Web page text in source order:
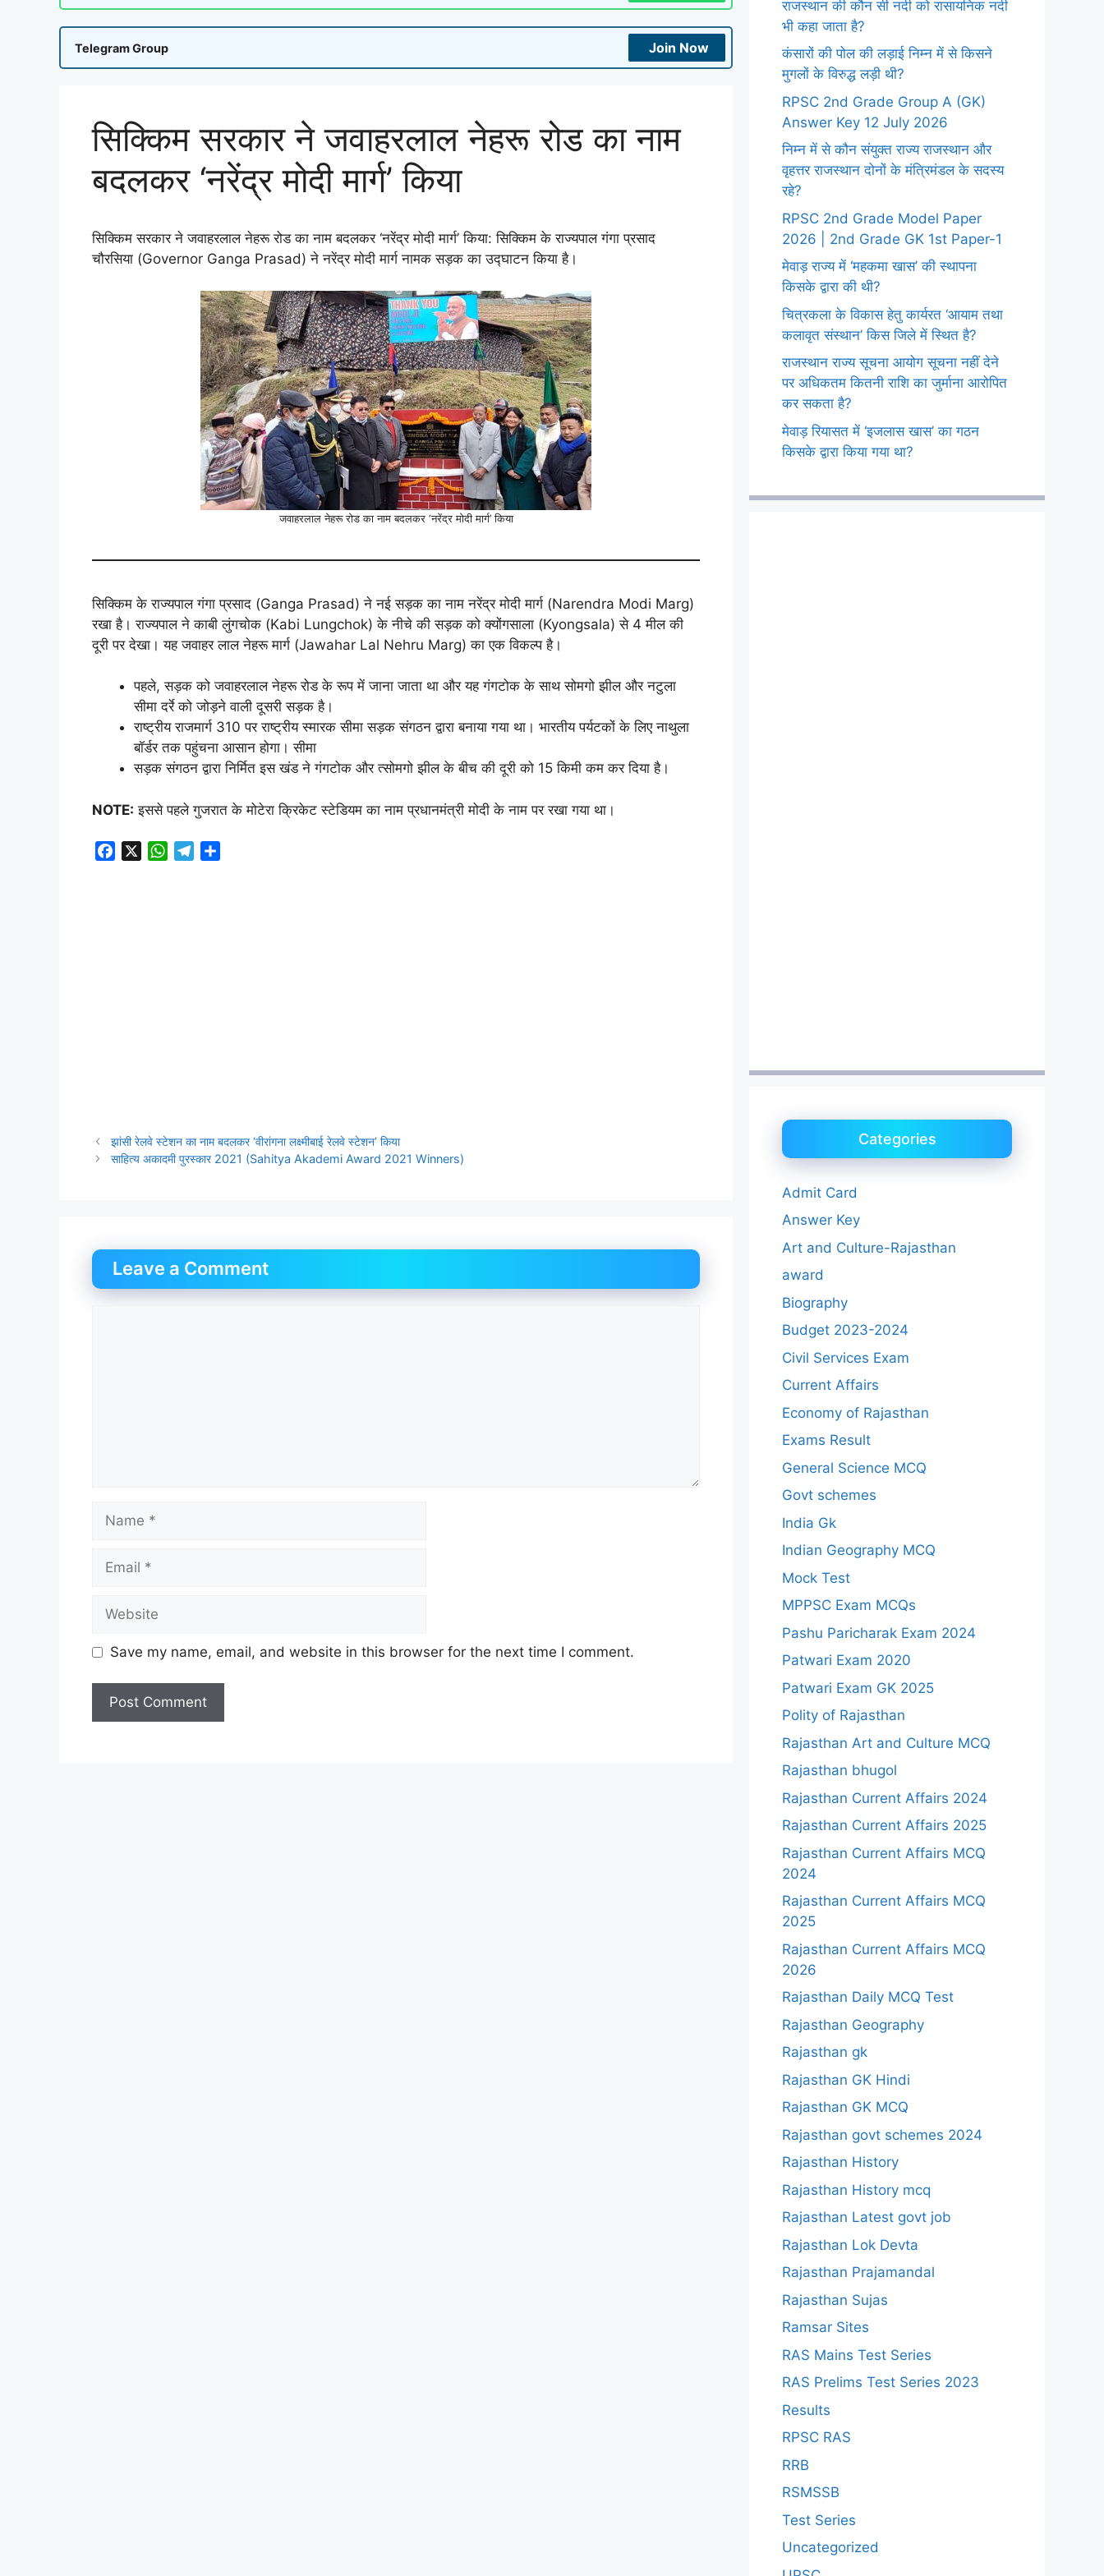
Telegram Group Join Now
सिक्किम सरकार ने जवाहरलाल नेहरू रोड का नाम
बदलकर ‘नरेंद्र मोदी मार्ग’ किया
सिक्किम सरकार ने जवाहरलाल नेहरू रोड का नाम बदलकर ‘नरेंद्र मोदी मार्ग’ किया: सिक्किम के राज्यपाल गंगा प्रसाद
चौरसिया (Governor Ganga Prasad) ने नरेंद्र मोदी मार्ग नामक सड़क का उद्घाटन किया है।
जवाहरलाल नेहरू रोड का नाम बदलकर ‘नरेंद्र मोदी मार्ग’ किया
सिक्किम के राज्यपाल गंगा प्रसाद (Ganga Prasad) ने नई सड़क का नाम नरेंद्र मोदी मार्ग (Narendra Modi Marg)
रखा है। राज्यपाल ने काबी लुंगचोक (Kabi Lungchok) के नीचे की सड़क को क्योंगसाला (Kyongsala) से 4 मील की
दूरी पर देखा। यह जवाहर लाल नेहरू मार्ग (Jawahar Lal Nehru Marg) का एक विकल्प है।
पहले, सड़क को जवाहरलाल नेहरू रोड के रूप में जाना जाता था और यह गंगटोक के साथ सोमगो झील और नटुला
सीमा दर्रे को जोड़ने वाली दूसरी सड़क है।
राष्ट्रीय राजमार्ग 310 पर राष्ट्रीय स्मारक सीमा सड़क संगठन द्वारा बनाया गया था। भारतीय पर्यटकों के लिए नाथुला
बॉर्डर तक पहुंचना आसान होगा। सीमा
सड़क संगठन द्वारा निर्मित इस खंड ने गंगटोक और त्सोमगो झील के बीच की दूरी को 15 किमी कम कर दिया है।
NOTE: इससे पहले गुजरात के मोटेरा क्रिकेट स्टेडियम का नाम प्रधानमंत्री मोदी के नाम पर रखा गया था।
W
झांसी रेलवे स्टेशन का नाम बदलकर ‘वीरांगना लक्ष्मीबाई रेलवे स्टेशन’ किया
साहित्य अकादमी पुरस्कार 2021 (Sahitya Akademi Award 2021 Winners)
Leave a Comment
Save my name, email, and website in this browser for the next time I comment.
राजस्थान की कौन सी नदी को रासायनिक नदी
भी कहा जाता है?
कंसारों की पोल की लड़ाई निम्न में से किसने
मुगलों के विरुद्ध लड़ी थी?
RPSC 2nd Grade Group A (GK)
Answer Key 12 July 2026
निम्न में से कौन संयुक्त राज्य राजस्थान और
वृहत्तर राजस्थान दोनों के मंत्रिमंडल के सदस्य
रहे?
RPSC 2nd Grade Model Paper
2026 | 2nd Grade GK 1st Paper-1
मेवाड़ राज्य में ‘महकमा खास’ की स्थापना
किसके द्वारा की थी?
चित्रकला के विकास हेतु कार्यरत ‘आयाम तथा
कलावृत संस्थान’ किस जिले में स्थित है?
राजस्थान राज्य सूचना आयोग सूचना नहीं देने
पर अधिकतम कितनी राशि का जुर्माना आरोपित
कर सकता है?
मेवाड़ रियासत में ‘इजलास खास’ का गठन
किसके द्वारा किया गया था?
Categories
Admit Card
Answer Key
Art and Culture-Rajasthan
award
Biography
Budget 2023-2024
Civil Services Exam
Current Affairs
Economy of Rajasthan
Exams Result
General Science MCQ
Govt schemes
India Gk
Indian Geography MCQ
Mock Test
MPPSC Exam MCQs
Pashu Paricharak Exam 2024
Patwari Exam 2020
Patwari Exam GK 2025
Polity of Rajasthan
Rajasthan Art and Culture MCQ
Rajasthan bhugol
Rajasthan Current Affairs 2024
Rajasthan Current Affairs 2025
Rajasthan Current Affairs MCQ
2024
Rajasthan Current Affairs MCQ
2025
Rajasthan Current Affairs MCQ
2026
Rajasthan Daily MCQ Test
Rajasthan Geography
Rajasthan gk
Rajasthan GK Hindi
Rajasthan GK MCQ
Rajasthan govt schemes 2024
Rajasthan History
Rajasthan History mcq
Rajasthan Latest govt job
Rajasthan Lok Devta
Rajasthan Prajamandal
Rajasthan Sujas
Ramsar Sites
RAS Mains Test Series
RAS Prelims Test Series 2023
Results
RPSC RAS
RRB
RSMSSB
Test Series
Uncategorized